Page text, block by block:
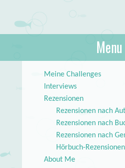
Aboutlilstar.de
Menu
Meine Challenges
Interviews
Rezensionen
Rezensionen nach
Rezensionen nach
Rezensionen nach
Hörbuch-Rezensionen
About Me